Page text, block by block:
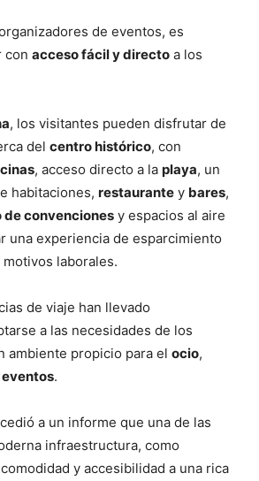
de eventos, es
con acceso fácil y directo a los
, los visitantes pueden disfrutar de
del centro histórico, con
, acceso directo a la playa, un
habitaciones, restaurante y bares,
de convenciones y espacios al aire
una experiencia de esparcimiento
laborales.
de viaje han llevado
a las necesidades de los
ambiente propicio para el ocio,
eventos.
a un informe que una de las
infraestructura, como
y accesibilidad a una rica